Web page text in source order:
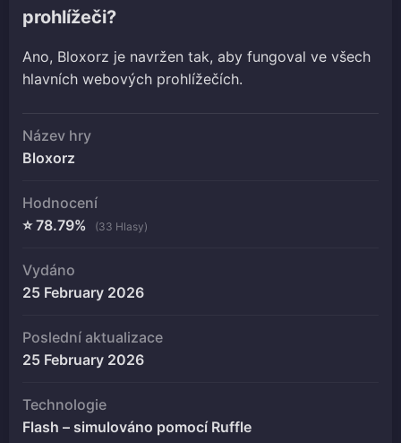
prohlížeči?
Ano, Bloxorz je navržen tak, aby fungoval ve všech
hlavních webových prohlížečích.
Název hry
Bloxorz
Hodnocení
⭐ 78.79%
(33 Hlasy)
Vydáno
25 February 2026
Poslední aktualizace
25 February 2026
Technologie
Flash – simulováno pomocí Ruffle